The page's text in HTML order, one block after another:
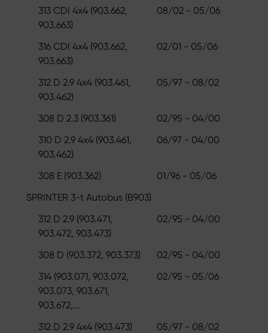
313 CDI 4x4 (903.662,
903.663)
08/02 - 05/06
316 CDI 4x4 (903.662,
903.663)
02/01 - 05/06
312 D 2.9 4x4 (903.461,
903.462)
05/97 - 08/02
308 D 2.3 (903.361)
02/95 - 04/00
310 D 2.9 4x4 (903.461,
903.462)
06/97 - 04/00
308 E (903.362)
01/96 - 05/06
SPRINTER 3-t Autobus (B903)
312 D 2.9 (903.471,
903.472, 903.473)
02/95 - 04/00
308 D (903.372, 903.373)
02/95 - 04/00
314 (903.071, 903.072,
903.073, 903.671,
903.672,...
02/95 - 05/06
312 D 2.9 4x4 (903.473) 05/97 - 08/02